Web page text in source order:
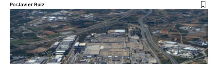
PorJavier Ruiz